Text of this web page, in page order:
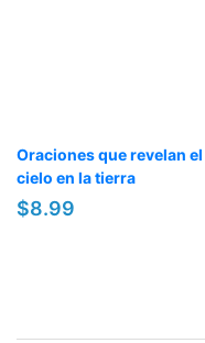
Oraciones que revelan el
cielo en la tierra
$8.99